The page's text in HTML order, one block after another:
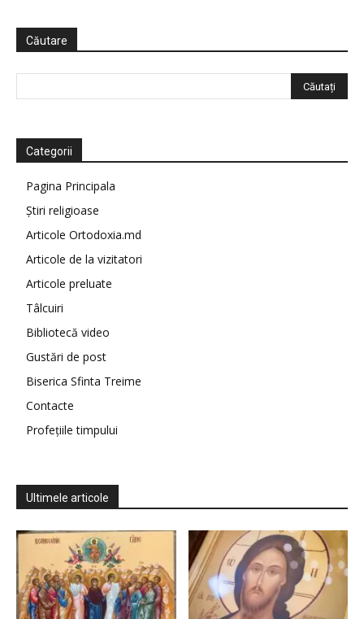
Căutare
Categorii
Pagina Principala
Știri religioase
Articole Ortodoxia.md
Articole de la vizitatori
Articole preluate
Tâlcuiri
Bibliotecă video
Gustări de post
Biserica Sfinta Treime
Contacte
Profețiile timpului
Ultimele articole